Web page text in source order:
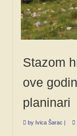
Stazom
ove
planinari
by Ivica Šarac